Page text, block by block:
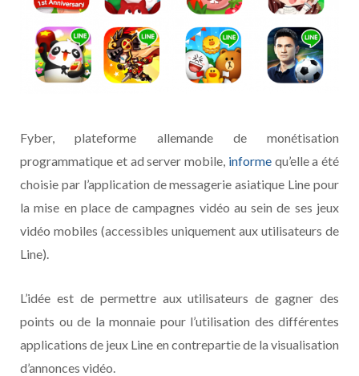
Fyber, plateforme allemande de monétisation
programmatique et ad server mobile, informequ’elle a été
choisie par l’application de messagerie asiatique Line pour
la mise en place de campagnes vidéo au sein de ses jeux
vidéo mobiles (accessibles uniquement aux utilisateurs de
Line).
L’idée est de permettre aux utilisateurs de gagner des
points ou de la monnaie pour l’utilisation des différentes
applications de jeux Line en contrepartie de la visualisation
d’annonces vidéo.